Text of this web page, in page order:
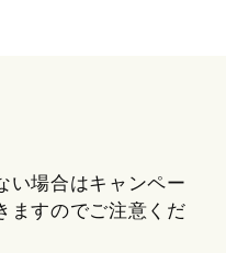
い場合はキャンペー
ますのでご注意くだ